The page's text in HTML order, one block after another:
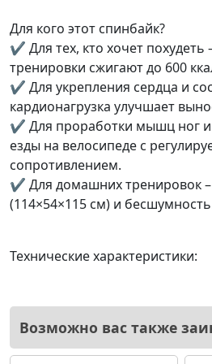
Для кого этот спинбайк?
✔ Для тех, кто хочет похудеть
тренировки сжигают до 600
✔ Для укрепления сердца и
кардионагрузка улучшает
✔ Для проработки мышц ног и
езды на велосипеде с
сопротивлением.
✔ Для домашних тренировок
(114×54×115 см) и
Технические характеристики:
Возможно вас также